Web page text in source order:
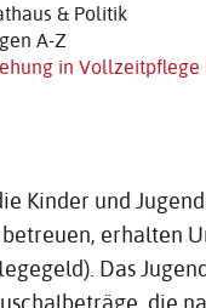
& Politik
A-Z
in Vollzeitpflege
Kinder und
erhalten
Das